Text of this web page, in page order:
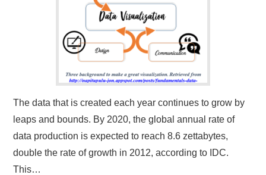
The data that is created each year continues to grow by
leaps and bounds. By 2020, the global annual rate of
data production is expected to reach 8.6 zettabytes,
double the rate of growth in 2012, according to IDC.
This…